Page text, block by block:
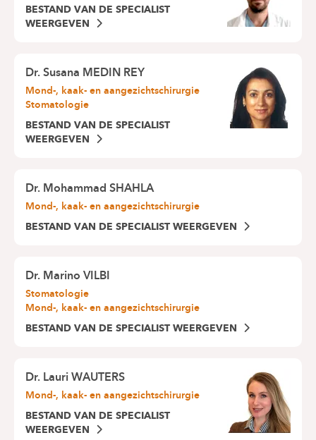
BESTAND VAN DE SPECIALIST
WEERGEVEN
Dr.Susana MEDIN REY
Mond-, kaak- en aangezichtschirurgie
Stomatologie
BESTAND VAN DE SPECIALIST
WEERGEVEN
Dr.Mohammad SHAHLA
Mond-, kaak- en aangezichtschirurgie
BESTAND VAN DE SPECIALIST WEERGEVEN
Dr.Marino VILBI
Stomatologie
Mond-, kaak- en aangezichtschirurgie
BESTAND VAN DE SPECIALIST WEERGEVEN
Dr.Lauri WAUTERS
Mond-, kaak- en aangezichtschirurgie
BESTAND VAN DE SPECIALIST
WEERGEVEN